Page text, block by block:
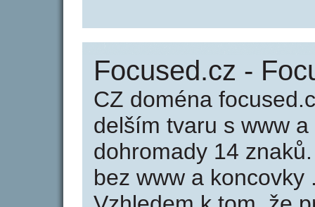
Focused.cz -
CZ doména
delším tvaru s www
dohromady 14
bez www a